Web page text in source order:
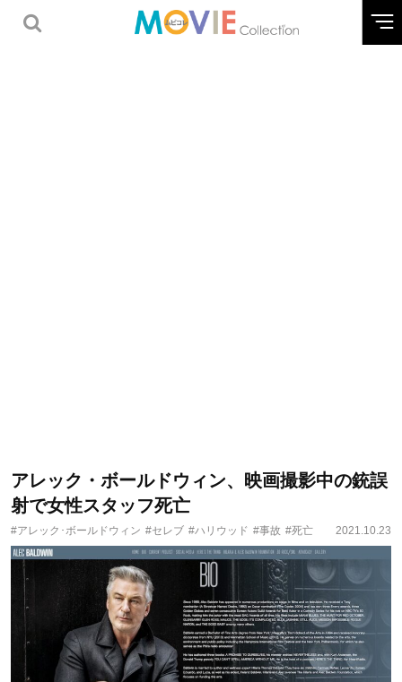
アレック・ボールドウィン、映画撮影中の銃誤
射で女性スタッフ死亡
#アレック･ボールドウィン #セレブ #ハリウッド #事故 #死亡 2021.10.23